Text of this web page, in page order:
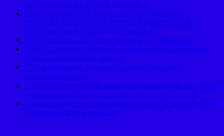
MONTAJI/ARAÇ PROJE ANKARA
ENGELLİ SÖKÜM ARAÇ PROJESİ ANKARA
ENGELLİ TERTİBATI APARATI EKİPMANLARI
SÖKÜMÜ ARAÇ PROJESİ ANKARA
Çeki Demiri montajı ve araç projesi usta mühendislik
DACİA DUSTER Ceki-demiri-takma-montaji-ceki-demiri-
fiyati-usta-muhendislik-Ankara-
Ceki-demiri-takma-montaji-ceki-demiri-fiyati-usta-
muhendislik-Ankara-
çeki demiri↵avrupa çeki demiri lider markalarının çeki demiri
takma montesi fiyatı maliyeti araç proje firması Ankara,
hyundai tucson çeki demiri kancası montajı ve araç proje usta
mühendislik firması ankara da